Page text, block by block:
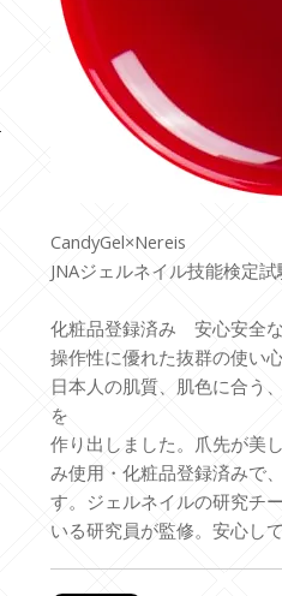
CandyGel×Nereis
JNAジェルネイル技能検定
化粧品登録済み 安心安全
操作性に優れた抜群の使い
日本人の肌質、肌色に合う
を
作り出しました。爪先が美
み使用・化粧品登録済みで
す。ジェルネイルの研究チ
いる研究員が監修。安心し